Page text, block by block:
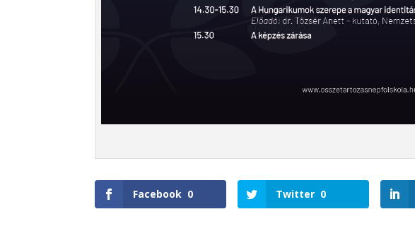
Facebook 0 Twitter 0